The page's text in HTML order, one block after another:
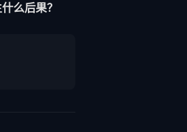
么后果？